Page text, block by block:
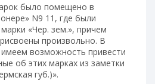
было помещено в
N9 11, где были
«Чер. зем.», причем
произвольно. В
возможность привести
об этих марках из заметки
губ.)».